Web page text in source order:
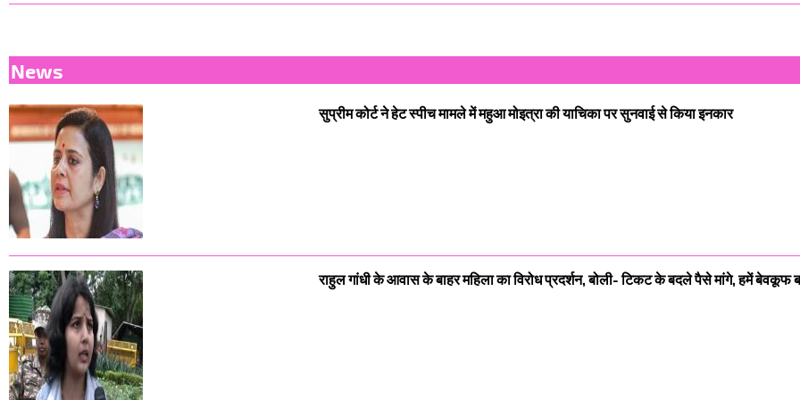
News
सुप्रीम कोर्ट ने हेट स्पीच मामले में महुआ मोइत्रा की याचिका पर सुनवाई से किया इनकार
राहुल गांधी के आवास के बाहर महिला का विरोध प्रदर्शन, बोली- टिकट के बदले पैसे मांगे, हमें बेवकूफ